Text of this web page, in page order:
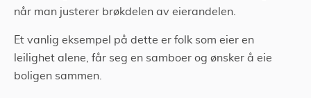
når man justerer brøkdelen av eierandelen.
Et vanlig eksempel på dette er folk som eier en
leilighet alene, får seg en samboer og ønsker å eie
boligen sammen.